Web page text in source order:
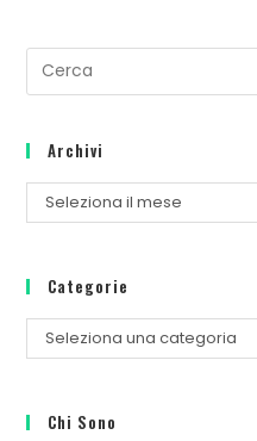
Archivi
Seleziona il mese
Categorie
Seleziona una categoria
Chi Sono